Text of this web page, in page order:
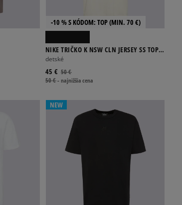
-10 % S KÓDOM: TOP (MIN. 70 €)
NIKE TRIČKO K NSW CLN JERSEY SS TOP
BOY
detské
50 €
45 €
50 €-najnižšia cena
NEW